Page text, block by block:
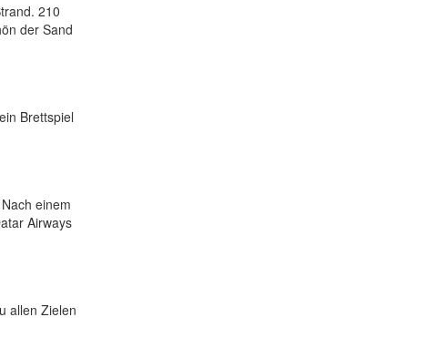
210
der Sand
Brettspiel
einem
Airways
allen Zielen